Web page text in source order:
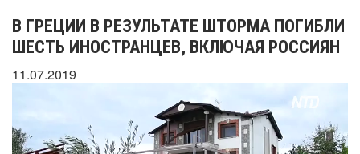
В ГРЕЦИИ В РЕЗУЛЬТАТЕ ШТОРМА ПОГИБЛИ
ШЕСТЬ ИНОСТРАНЦЕВ, ВКЛЮЧАЯ РОССИЯН
11.07.2019